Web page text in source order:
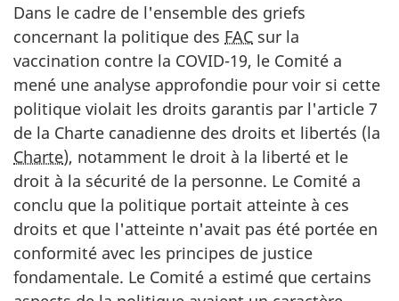
Dans le cadre de l'ensemble des griefs
concernant la politique des FAC sur la
vaccination contre la COVID-19, le Comité a
mené une analyse approfondie pour voir si cette
politique violait les droits garantis par l'article 7
de la Charte canadienne des droits et libertés (la
Charte), notamment le droit à la liberté et le
droit à la sécurité de la personne. Le Comité a
conclu que la politique portait atteinte à ces
droits et que l'atteinte n'avait pas été portée en
conformité avec les principes de justice
fondamentale. Le Comité a estimé que certains